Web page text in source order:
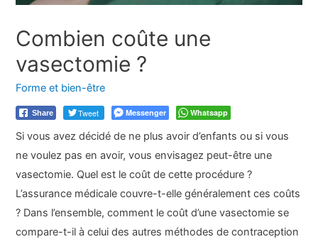
Combien coûte une
vasectomie ?
Forme et bien-être
Share Tweet Messenger Whatsapp
Si vous avez décidé de ne plus avoir d’enfants ou si vous
ne voulez pas en avoir, vous envisagez peut-être une
vasectomie. Quel est le coût de cette procédure ?
L’assurance médicale couvre-t-elle généralement ces coûts
? Dans l’ensemble, comment le coût d’une vasectomie se
compare-t-il à celui des autres méthodes de contraception